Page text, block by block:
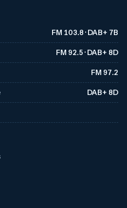
FM 103.8 · DAB+ 7B
FM 92.5 · DAB+ 8D
FM 97.2
DAB+ 8D